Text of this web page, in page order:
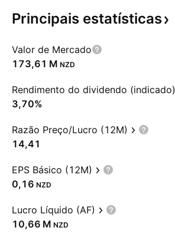
Principais estatísticas
Valor de Mercado
‪173,61 M‬ NZD
Rendimento do dividendo (indicado)
3,70%
Razão Preço/Lucro (12M)
14,41
EPS Básico (12M)
0,16 NZD
Lucro Líquido (AF)
‪10,66 M‬ NZD